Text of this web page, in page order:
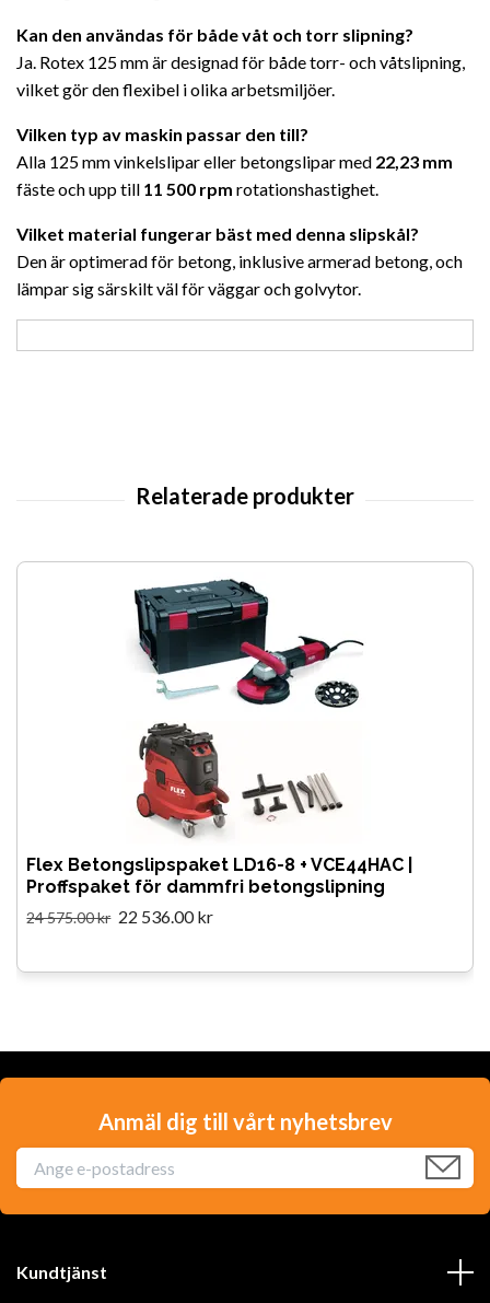
Kan den användas för både våt och torr slipning?
Ja. Rotex 125 mm är designad för både torr- och våtslipning,
vilket gör den flexibel i olika arbetsmiljöer.
Vilken typ av maskin passar den till?
Alla 125 mm vinkelslipar eller betongslipar med 22,23 mm
fäste och upp till 11 500 rpm rotationshastighet.
Vilket material fungerar bäst med denna slipskål?
Den är optimerad för betong, inklusive armerad betong, och
lämpar sig särskilt väl för väggar och golvytor.
Flex Betongslipspaket LD16-8 + VCE44HAC |
Proffspaket för dammfri betongslipning
24 575.00 kr 22 536.00 kr
Anmäl dig till vårt nyhetsbrev
Kundtjänst